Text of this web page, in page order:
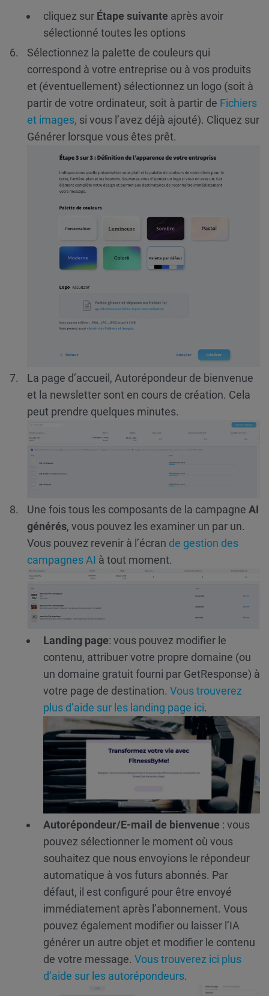
cliquez sur Étape suivante après avoir
sélectionné toutes les options
Sélectionnez la palette de couleurs qui
correspond à votre entreprise ou à vos produits
et (éventuellement) sélectionnez un logo (soit à
partir de votre ordinateur, soit à partir de Fichiers
et images, si vous l’avez déjà ajouté). Cliquez sur
Générer lorsque vous êtes prêt.
La page d’accueil, Autorépondeur de bienvenue
et la newsletter sont en cours de création. Cela
peut prendre quelques minutes.
Une fois tous les composants de la campagne AI
générés, vous pouvez les examiner un par un.
Vous pouvez revenir à l’écran de gestion des
campagnes AI à tout moment.
Landing page: vous pouvez modifier le
contenu, attribuer votre propre domaine (ou
un domaine gratuit fourni par GetResponse) à
votre page de destination. Vous trouverez
plus d’aide sur les landing page ici.
Autorépondeur/E-mail de bienvenue : vous
pouvez sélectionner le moment où vous
souhaitez que nous envoyions le répondeur
automatique à vos futurs abonnés. Par
défaut, il est configuré pour être envoyé
immédiatement après l’abonnement. Vous
pouvez également modifier ou laisser l’IA
générer un autre objet et modifier le contenu
de votre message. Vous trouverez ici plus
d’aide sur les autorépondeurs.